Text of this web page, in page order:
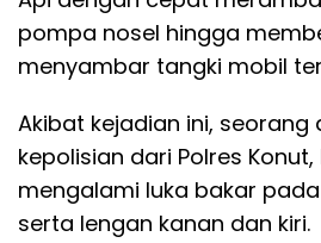
pompa nosel hingga
menyambar tangki mobil
Akibat kejadian ini, seorang
kepolisian dari Polres
mengalami luka bakar pada
serta lengan kanan dan kiri.